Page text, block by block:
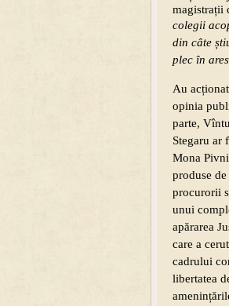
magistrații
colegii
din câte
plec în
Au
opinia
parte,
Stegaru ar
Mona
produse
procurorii
unui
apărarea
care a
cadrului
libertatea